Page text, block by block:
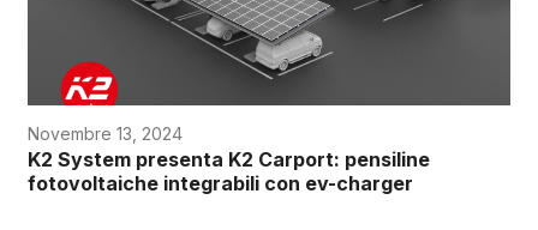
Novembre 13, 2024
K2 System presenta K2 Carport: pensiline
fotovoltaiche integrabili con ev-charger